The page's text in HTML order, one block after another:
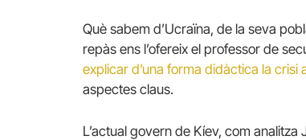
Què sabem d’Ucraïna, de la seva
repàs ens l’ofereix el professor de
explicar d’una forma didàctica la crisi
aspectes claus.
L’actual govern de Kíev, com